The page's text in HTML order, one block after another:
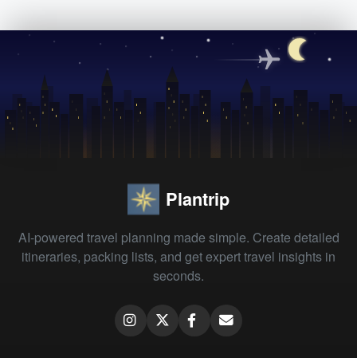
Plantrip
AI-powered travel planning made simple. Create detailed
itineraries, packing lists, and get expert travel insights in
seconds.